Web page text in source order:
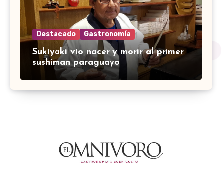
Destacado Gastronomía
Sukiyaki vio nacer y morir al primer
sushiman paraguayo